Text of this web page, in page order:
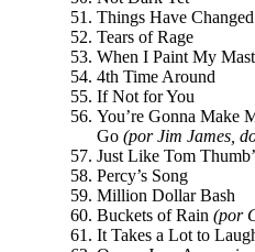
Things Have Changed
Tears of Rage
When I Paint My
4th Time Around
If Not for You
You’re Gonna Make
Go (por Jim James,
Just Like Tom
Percy’s Song
Million Dollar Bash
Buckets of Rain (por
It Takes a Lot to